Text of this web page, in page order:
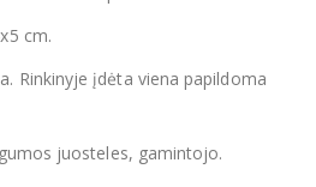
cm.
Rinkinyje įdėta viena papildoma
juosteles, gamintojo.